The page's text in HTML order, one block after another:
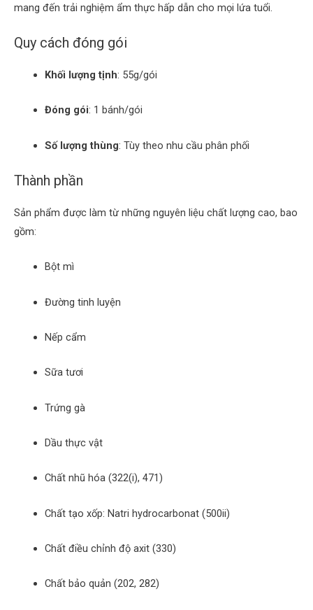
mang đến trải nghiệm ẩm thực hấp dẫn cho mọi lứa tuổi.
Quy cách đóng gói
Khối lượng tịnh: 55g/gói
Đóng gói: 1 bánh/gói
Số lượng thùng: Tùy theo nhu cầu phân phối
Thành phần
Sản phẩm được làm từ những nguyên liệu chất lượng cao, bao
gồm:
Bột mì
Đường tinh luyện
Nếp cẩm
Sữa tươi
Trứng gà
Dầu thực vật
Chất nhũ hóa (322(i), 471)
Chất tạo xốp: Natri hydrocarbonat (500ii)
Chất điều chỉnh độ axit (330)
Chất bảo quản (202, 282)